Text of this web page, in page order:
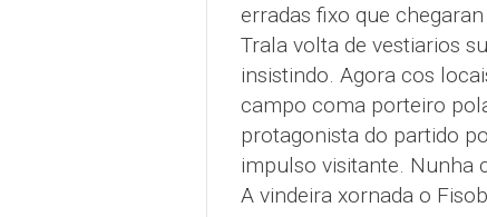
erradas fixo que
Trala volta de vestiarios
insistindo. Agora cos
campo coma porteiro
protagonista do partido
impulso visitante. Nunha
A vindeira xornada o